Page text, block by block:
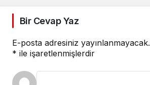
Bir Cevap Yaz
E-posta adresiniz yayınlanmayacak.
* ile işaretlenmişlerdir